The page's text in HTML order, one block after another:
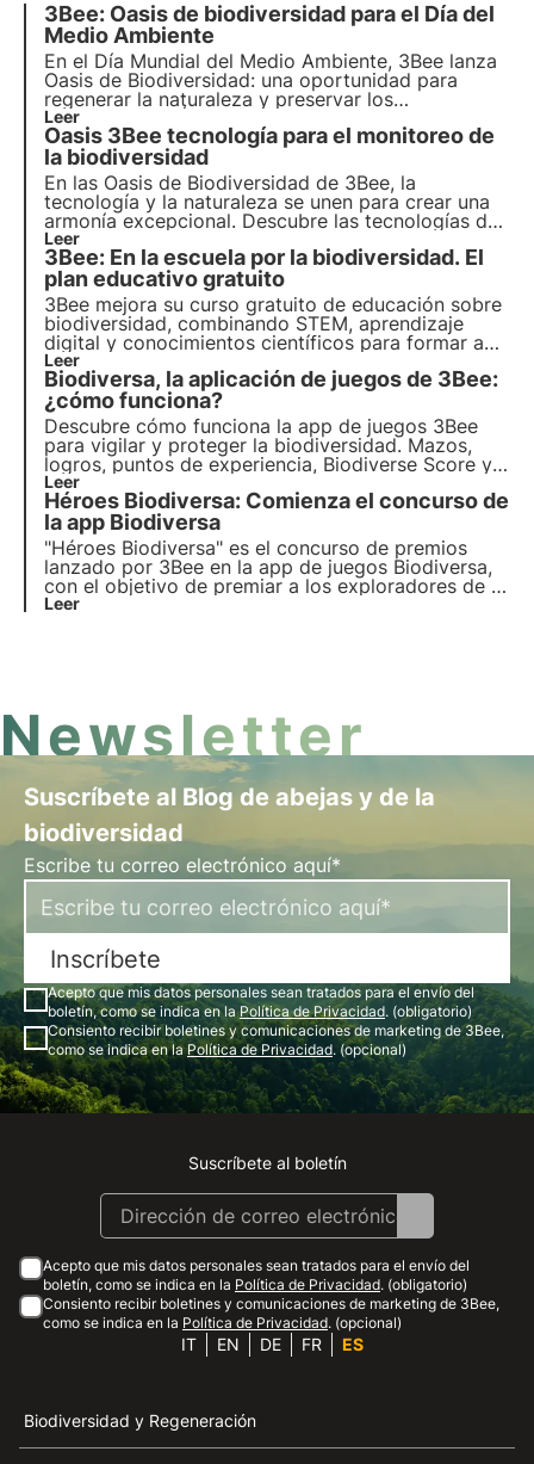
3Bee: Oasis de biodiversidad para el Día del
Medio Ambiente
En el Día Mundial del Medio Ambiente, 3Bee lanza
Oasis de Biodiversidad: una oportunidad para
regenerar la naturaleza y preservar los
polinizadores
nuestra misión combinatecnologíade vanguardia
ycompromiso medioambiental
Leer
Oasis 3Bee tecnología para el monitoreo de
la biodiversidad
En las Oasis de Biodiversidad de 3Bee, la
tecnología y la naturaleza se unen para crear una
armonía excepcional. Descubre las tecnologías de
vanguardia de 3Bee y su rol fundamental en la
regeneración de los ecosistemas y la biodiversidad
dentro de las Oasis.
Leer
3Bee: En la escuela por la biodiversidad. El
plan educativo gratuito
3Bee mejora su curso gratuito de educación sobre
biodiversidad, combinando STEM, aprendizaje
digital y conocimientos científicos para formar a
profesores y alumnos de primaria e inspirar a la
próxima generación.
Leer
Biodiversa, la aplicación de juegos de 3Bee:
¿cómo funciona?
Descubre cómo funciona la app de juegos 3Bee
para vigilar y proteger la biodiversidad. Mazos,
logros, puntos de experiencia, Biodiverse Score y
mucho más te esperan en la app que te permite
reconocer plantas en la naturaleza y jugar
divirtiéndote.
Leer
Héroes Biodiversa: Comienza el concurso de
la app Biodiversa
"Héroes Biodiversa" es el concurso de premios
lanzado por 3Bee en la app de juegos Biodiversa,
con el objetivo de premiar a los exploradores de la
naturaleza "más biodiversos" a partir del 9 de
Leer
Newsletter
Suscríbete al Blog de abejas y de la
biodiversidad
Escribe tu correo electrónico aquí*
Inscríbete
Acepto que mis datos personales sean tratados para el envío del
boletín, como se indica en laPolítica de Privacidad. (obligatorio)
Consiento recibir boletines y comunicaciones de marketing de 3Bee,
como se indica en laPolítica de Privacidad. (opcional)
Instagram
Facebook
Linkedin
Youtube
Suscríbete al boletín
Acepto que mis datos personales sean tratados para el envío del
boletín, como se indica en la Política de Privacidad. (obligatorio)
Consiento recibir boletines y comunicaciones de marketing de 3Bee,
como se indica en la Política de Privacidad. (opcional)
IT EN DE FR ES
Biodiversidad y Regeneración